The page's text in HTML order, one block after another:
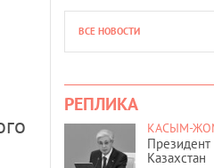
ВСЕ НОВОСТИ
РЕПЛИКА
КАСЫМ-
Президент
Казахстан